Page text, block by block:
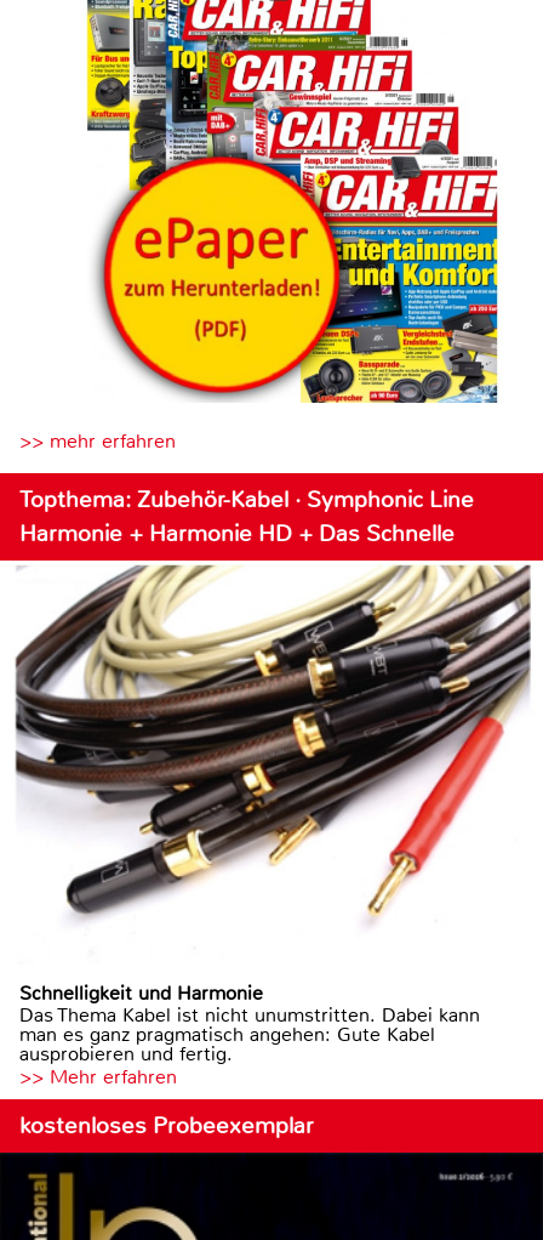
>> mehr erfahren
Topthema: Zubehör-Kabel · Symphonic Line
Harmonie + Harmonie HD + Das Schnelle
Schnelligkeit und Harmonie
Das Thema Kabel ist nicht unumstritten. Dabei kann
man es ganz pragmatisch angehen: Gute Kabel
ausprobieren und fertig.
>> Mehr erfahren
kostenloses Probeexemplar